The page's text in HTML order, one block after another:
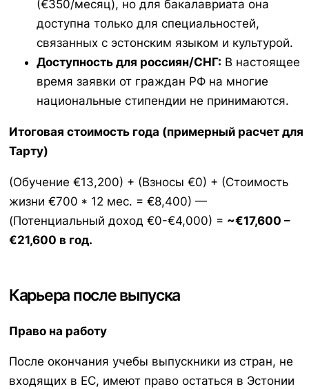
(€350/месяц), но для бакалавриата она
доступна только для специальностей,
связанных с эстонским языком и культурой.
Доступность для россиян/СНГ: В настоящее
время заявки от граждан РФ на многие
национальные стипендии не принимаются.
Итоговая стоимость года (примерный расчет для
Тарту)
(Обучение €13,200) + (Взносы €0) + (Стоимость
жизни €700 * 12 мес. = €8,400) —
(Потенциальный доход €0-€4,000) = ~€17,600 –
€21,600 в год.
Карьера после выпуска
Право на работу
После окончания учебы выпускники из стран, не
входящих в ЕС, имеют право остаться в Эстонии